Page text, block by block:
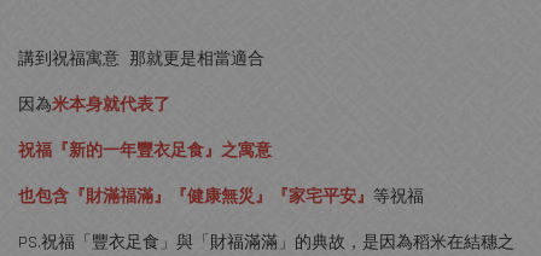
講到祝福寓意 那就更是相當適合
因為米本身就代表了
祝福『新的一年豐衣足食』之寓意
也包含『財滿福滿』『健康無災』『家宅平安』 等祝福
PS.祝福「豐衣足食」與「財福滿滿」的典故，是因為稻米在結穗之